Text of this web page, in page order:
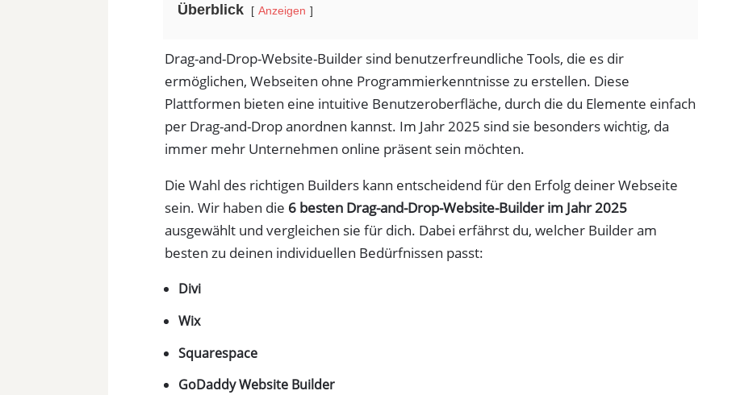
Überblick Anzeigen
Drag-and-Drop-Website-Builder sind benutzerfreundliche Tools, die es dir
ermöglichen, Webseiten ohne Programmierkenntnisse zu erstellen. Diese
Plattformen bieten eine intuitive Benutzeroberfläche, durch die du Elemente einfach
per Drag-and-Drop anordnen kannst. Im Jahr 2025 sind sie besonders wichtig, da
immer mehr Unternehmen online präsent sein möchten.
Die Wahl des richtigen Builders kann entscheidend für den Erfolg deiner Webseite
sein. Wir haben die 6 besten Drag-and-Drop-Website-Builder im Jahr 2025
ausgewählt und vergleichen sie für dich. Dabei erfährst du, welcher Builder am
besten zu deinen individuellen Bedürfnissen passt:
Divi
Wix
Squarespace
GoDaddy Website Builder